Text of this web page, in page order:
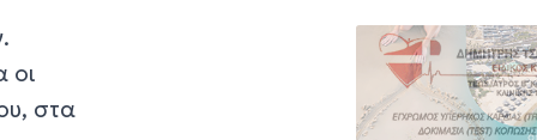
οι
στα
«Στάχτη»
στρέμματα
καλοκαίρι
11 ώρες 45 λεπτά